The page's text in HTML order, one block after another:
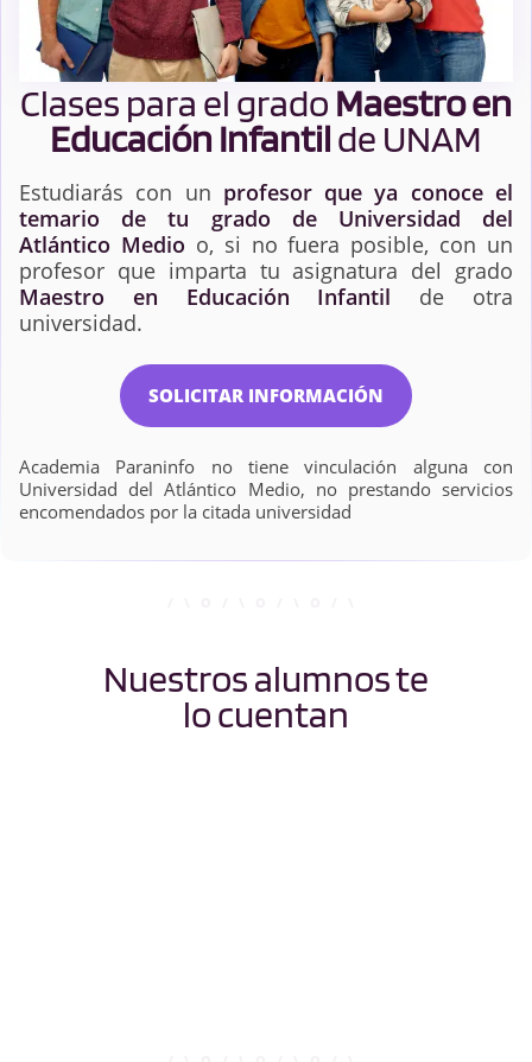
Clases para el grado Maestro en
Educación Infantilde UNAM
Estudiarás con un profesor que ya conoce el
temario de tu grado de Universidad del
Atlántico Medio o, si no fuera posible, con un
profesor que imparta tu asignatura del grado
Maestro en Educación Infantil de otra
universidad.
SOLICITAR INFORMACIÓN
Academia Paraninfo no tiene vinculación alguna con
Universidad del Atlántico Medio, no prestando servicios
encomendados por la citada universidad
Nuestros alumnos te
lo cuentan